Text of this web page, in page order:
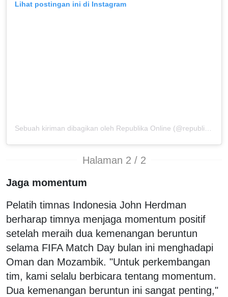
Lihat postingan ini di Instagram
Sebuah kiriman dibagikan oleh Republika Online (@republikaonline)
Halaman 2 / 2
Jaga momentum
Pelatih timnas Indonesia John Herdman
berharap timnya menjaga momentum positif
setelah meraih dua kemenangan beruntun
selama FIFA Match Day bulan ini menghadapi
Oman dan Mozambik. "Untuk perkembangan
tim, kami selalu berbicara tentang momentum.
Dua kemenangan beruntun ini sangat penting,"